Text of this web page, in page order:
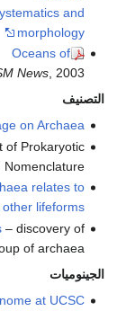
and
morphology
Oceans of
News, 2003
التصنيف
on Archaea
of Prokaryotic
Nomenclature
relates to
other lifeforms
– discovery of
of archaea
الجينوميات
at UCSC